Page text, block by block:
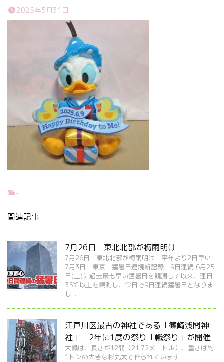
近海で猛烈な勢力へ 台風13号は、今
後、海面水温が29度以上の海域を西進
する見込みで、猛烈な勢力になる見込
2025年5月31日
-
関連記事
7月26日 東北北部が梅雨明け
7月26日 東北北部が梅雨明け 平年より2日早い
7月3日 東京 猛暑日連続新記録 9日連続 6月25
日(土)に過去最も早い猛暑日を観測して以来、連日
35℃以上を観測し、今日で9日連続猛暑日となりま
し ...
江戸川区最古の神社である「篠崎浅間神
社」 2年に1度の祭り「幟祭り」が開催
大幟は、長さが12間（21.72メートル）、重さは約
1トンの大きな杉丸太で作られています